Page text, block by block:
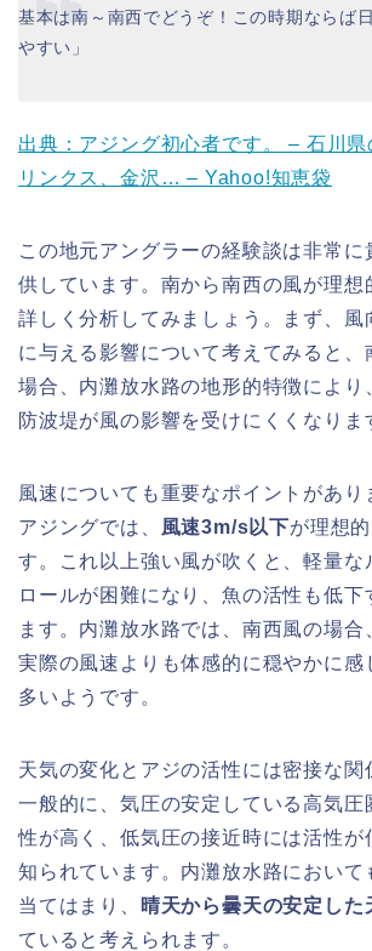
基本は南～南西でどうぞ！この時期ならば
やすい」
出典：アジング初心者です。 – 石川県
リンクス、金沢… – Yahoo!知恵袋
この地元アングラーの経験談は非常に
供しています。南から南西の風が理想
詳しく分析してみましょう。まず、風
に与える影響について考えてみると、
場合、内灘放水路の地形的特徴により
防波堤が風の影響を受けにくくなりま
風速についても重要なポイントがあり
アジングでは、
風速3m/s以下が理想
す。これ以上強い風が吹くと、軽量な
ロールが困難になり、魚の活性も低下
ます。内灘放水路では、南西風の場合
実際の風速よりも体感的に穏やかに感
多いようです。
天気の変化とアジの活性には密接な関
一般的に、気圧の安定している高気圧
性が高く、低気圧の接近時には活性が
知られています。内灘放水路において
当てはまり、
晴天から曇天の安定した
ていると考えられます。